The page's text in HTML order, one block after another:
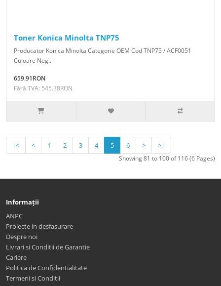
Toner Konica Minolta TNP75
Producator Konica Minolta Categorie OEM Cod TNP75 / ACF0051
Culoare Neg..
659.91RON
Fără TVA: 545.38RON
|< < 1 2 3 4 5 6 > >|
Showing 81 to 100 of 116 (6 Pages)
Informații
ANPC
Proiecte in desfasurare
Despre noi
Livrari si Conditii de Garantie
Cariere
Politica de Confidentialitate
Termeni si Conditii